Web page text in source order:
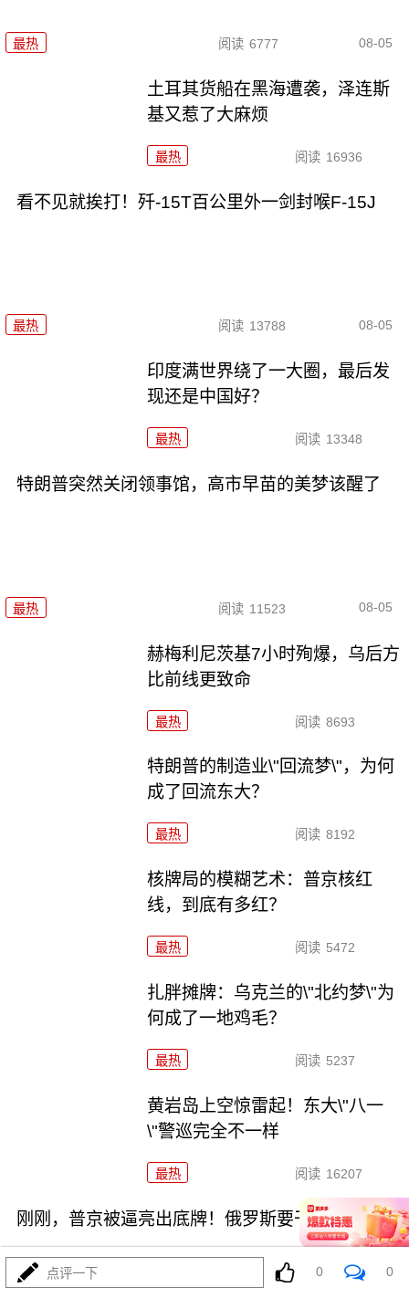
最热 阅读 6777 08-05
土耳其货船在黑海遭袭，泽连斯
基又惹了大麻烦
最热 阅读 16936
看不见就挨打！歼-15T百公里外一剑封喉F-15J
最热 阅读 13788 08-05
印度满世界绕了一大圈，最后发
现还是中国好？
最热 阅读 13348
特朗普突然关闭领事馆，高市早苗的美梦该醒了
最热 阅读 11523 08-05
赫梅利尼茨基7小时殉爆，乌后方
比前线更致命
最热 阅读 8693
特朗普的制造业\"回流梦\"，为何
成了回流东大？
最热 阅读 8192
核牌局的模糊艺术：普京核红
线，到底有多红？
最热 阅读 5472
扎胖摊牌：乌克兰的\"北约梦\"为
何成了一地鸡毛？
最热 阅读 5237
黄岩岛上空惊雷起！东大\"八一
\"警巡完全不一样
最热 阅读 16207
刚刚，普京被逼亮出底牌！俄罗斯要干大事了！
点评一下 0 0